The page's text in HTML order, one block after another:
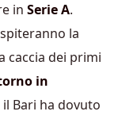
in Serie A.
la
caccia dei primi
in
Bari ha dovuto